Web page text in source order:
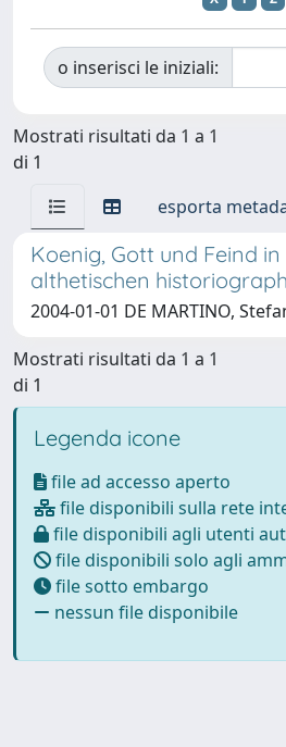
o inserisci le iniziali:
Mostrati risultati da 1 a 1
di 1
esporta
Koenig, Gott und Feind in
althetischen
2004-01-01 DE MARTINO,
Mostrati risultati da 1 a 1
di 1
Legenda icone
file ad accesso aperto
file disponibili sulla rete
file disponibili agli utenti
file disponibili solo agli
file sotto embargo
nessun file disponibile